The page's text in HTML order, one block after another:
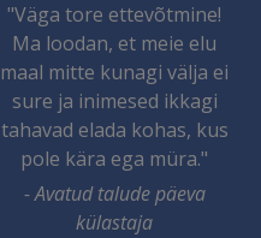
"Väga tore ettevõtmine!
Ma loodan, et meie elu
maal mitte kunagi välja ei
sure ja inimesed ikkagi
tahavad elada kohas, kus
pole kära ega müra."
- Avatud talude päeva
külastaja